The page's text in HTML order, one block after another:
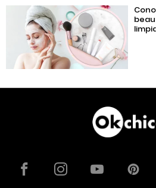
FacebookInstagramYouTube